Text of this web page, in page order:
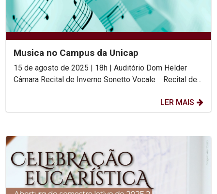
Musica no Campus da Unicap
15 de agosto de 2025 | 18h | Auditório Dom Helder
Câmara Recital de Inverno Sonetto Vocale Recital de...
LER MAIS